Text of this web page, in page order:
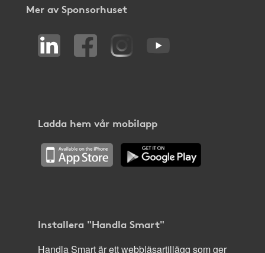
Mer av Sponsorhuset
Ladda hem vår mobilapp
Installera "Handla Smart"
Handla Smart är ett webbläsartillägg som ger